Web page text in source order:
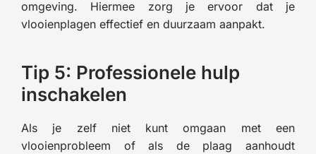
omgeving. Hiermee zorg je ervoor dat je
vlooienplagen effectief en duurzaam aanpakt.
Tip 5: Professionele hulp
inschakelen
Als je zelf niet kunt omgaan met een
vlooienprobleem of als de plaag aanhoudt